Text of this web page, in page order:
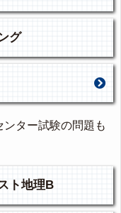
グ
ター試験の問題も
ト地理B